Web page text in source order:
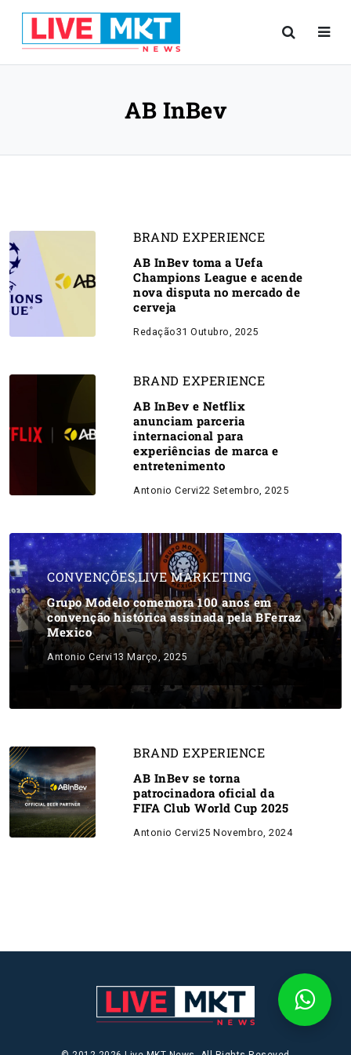
AB InBev
BRAND EXPERIENCE
AB InBev toma a Uefa
Champions League e acende
nova disputa no mercado de
cerveja
Redação31 Outubro, 2025
BRAND EXPERIENCE
AB InBev e Netflix
anunciam parceria
internacional para
experiências de marca e
entretenimento
Antonio Cervi22 Setembro, 2025
CONVENÇÕES,LIVE MARKETING
Grupo Modelo comemora 100 anos em
convenção histórica assinada pela BFerraz
Mexico
Antonio Cervi13 Março, 2025
BRAND EXPERIENCE
AB InBev se torna
patrocinadora oficial da
FIFA Club World Cup 2025
Antonio Cervi25 Novembro, 2024